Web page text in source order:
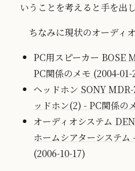
いうことを考えると手を出
ちなみに現状のオーディオ
PC用スピーカー BOSE
PC関係のメモ (2004-01-
ヘッドホン SONY
ッドホン(2) - PC関係の
オーディオシステム
ホームシアターシステム
(2006-10-17)